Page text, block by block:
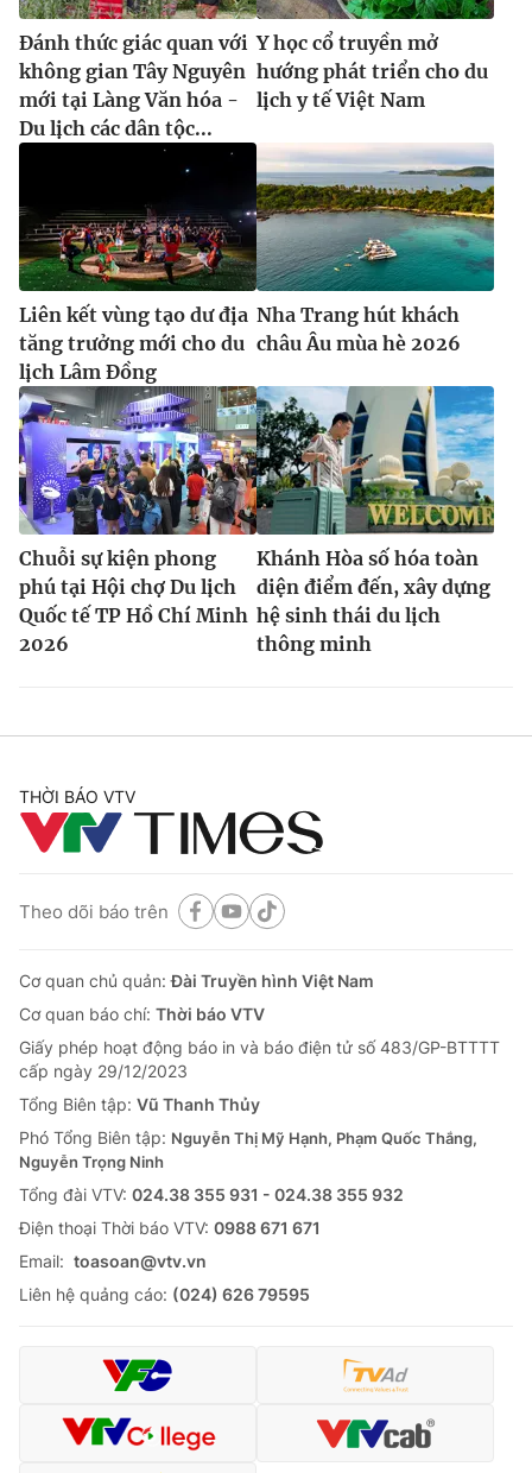
® Cấm sao chép dưới mọi hình thức nếu không có sự chấp
thuận bằng văn bản. Ghi rõ nguồn VTV.vn khi phát hành lại
thông tin từ website này.
Đánh thức giác quan với
không gian Tây Nguyên
mới tại Làng Văn hóa -
Du lịch các dân tộc...
Y học cổ truyền mở
hướng phát triển cho du
lịch y tế Việt Nam
Liên kết vùng tạo dư địa
tăng trưởng mới cho du
lịch Lâm Đồng
Nha Trang hút khách
châu Âu mùa hè 2026
Chuỗi sự kiện phong
phú tại Hội chợ Du lịch
Quốc tế TP Hồ Chí Minh
2026
Khánh Hòa số hóa toàn
diện điểm đến, xây dựng
hệ sinh thái du lịch
thông minh
THỜI BÁO VTV
Theo dõi báo trên
Cơ quan chủ quản:Đài Truyền hình Việt Nam
Cơ quan báo chí: Thời báo VTV
Giấy phép hoạt động báo in và báo điện tử số 483/GP-BTTTT
cấp ngày 29/12/2023
Tổng Biên tập: Vũ Thanh Thủy
Phó Tổng Biên tập: Nguyễn Thị Mỹ Hạnh, Phạm Quốc Thắng,
Nguyễn Trọng Ninh
Tổng đài VTV: 024.38 355 931 - 024.38 355 932
Ðiện thoại Thời báo VTV: 0988 671 671
Email: toasoan@vtv.vn
Liên hệ quảng cáo: (024) 626 79595